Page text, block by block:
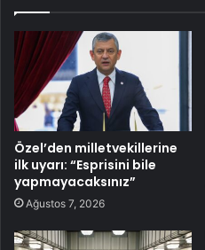
Özel’den milletvekillerine
ilk uyarı: “Esprisini bile
yapmayacaksınız”
Ağustos 7, 2026